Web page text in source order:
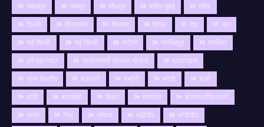
जबलपुर
जयपुर जोधपुर दक्षिण मुंबई
दमोह
दिल्ली
दीवानगंज देवनगर देवास देश
धार
नई दिल्ली
नई दिल्ली नटेरन नरसिंहपुर
पानीपत
पुणे महाराष्ट्र
प्रधानमंत्री मानधन योजना
प्रयागराज
प्रेस विज्ञप्ति
बङवानी बम्होरी बरेली
बाङी
बाडी
बाराबंकी बिहार बेगमगंज
बेगमगंज/सिलवानी
भारत
भिंड भोपाल मंडीदीप
मण्डीदीप